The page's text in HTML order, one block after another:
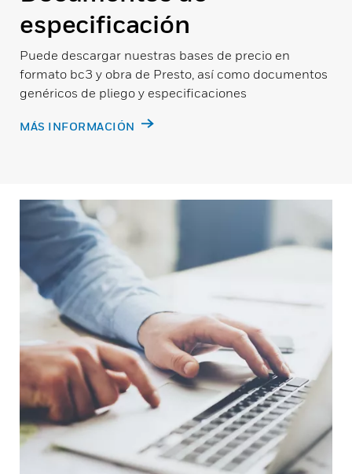
especificación
Puede descargar nuestras bases de precio en
formato bc3 y obra de Presto, así como documentos
genéricos de pliego y especificaciones
MÁS INFORMACIÓN